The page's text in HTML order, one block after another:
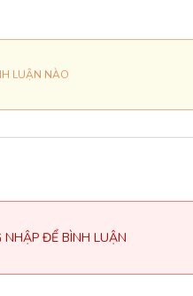
LUẬN NÀO
ĐỂ BÌNH LUẬN